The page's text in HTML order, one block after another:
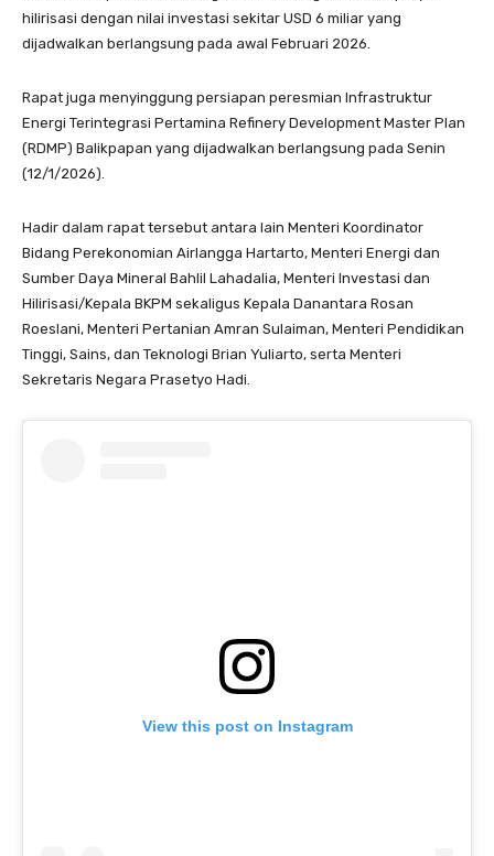
hilirisasi dengan nilai investasi sekitar USD 6 miliar yang
dijadwalkan berlangsung pada awal Februari 2026.
Rapat juga menyinggung persiapan peresmian Infrastruktur
Energi Terintegrasi Pertamina Refinery Development Master Plan
(RDMP) Balikpapan yang dijadwalkan berlangsung pada Senin
(12/1/2026).
Hadir dalam rapat tersebut antara lain Menteri Koordinator
Bidang Perekonomian Airlangga Hartarto, Menteri Energi dan
Sumber Daya Mineral Bahlil Lahadalia, Menteri Investasi dan
Hilirisasi/Kepala BKPM sekaligus Kepala Danantara Rosan
Roeslani, Menteri Pertanian Amran Sulaiman, Menteri Pendidikan
Tinggi, Sains, dan Teknologi Brian Yuliarto, serta Menteri
Sekretaris Negara Prasetyo Hadi.
View this post on Instagram